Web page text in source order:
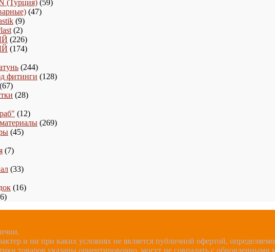
(Турция) 59
4747
99
товаров
22
товара
226226
товаров
174174
244244
товара
фитинги 128128
6767
товаров
2828
1212
товаров
269269
4545
77
3333
1616
66
и ни при каких условиях не является публичной офертой,
товаров указаны ориентировочно, могут не совпадать с